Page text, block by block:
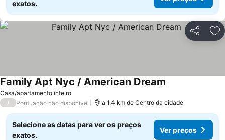
exatos.
Partilhar
Casa/apartamento inteiro
Family Apt Nyc / American Dream
/ Pontuação não disponível a 1.4 km de Centro da cidade
Selecione as datas para ver os preços
exatos.
Ver preços